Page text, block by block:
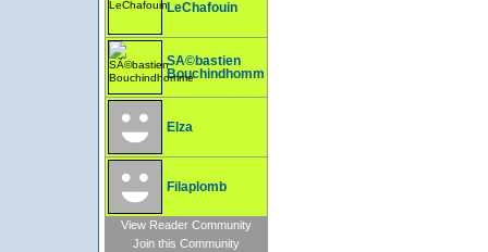
LeChafouin
SÃ©bastien
Bouchindhomme
Elza
Filaplomb
View Reader Community
Join this Community